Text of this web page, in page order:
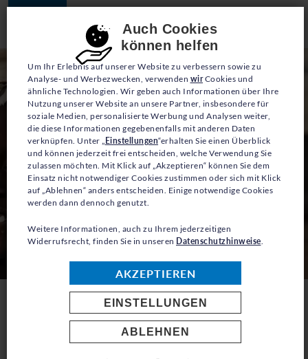
Consent-Einstellungen
Auch Cookies
können helfen
Um Ihr Erlebnis auf unserer Website zu verbessern sowie zu
Analyse- und Werbezwecken, verwenden wirCookies und
ähnliche Technologien. Wir geben auch Informationen über Ihre
Nutzung unserer Website an unsere Partner, insbesondere für
soziale Medien, personalisierte Werbung und Analysen weiter,
die diese Informationen gegebenenfalls mit anderen Daten
verknüpfen. Unter „ Einstellungen“erhalten Sie einen Überblick
und können jederzeit frei entscheiden, welche Verwendung Sie
zulassen möchten. Mit Klick auf „Akzeptieren“ können Sie dem
Einsatz nicht notwendiger Cookies zustimmen oder sich mit Klick
auf „Ablehnen“ anders entscheiden. Einige notwendige Cookies
werden dann dennoch genutzt.
Weitere Informationen, auch zu Ihrem jederzeitigen
Widerrufsrecht, finden Sie in unseren Datenschutzhinweise.
AKZEPTIEREN
EINSTELLUNGEN
ABLEHNEN
JETZT SPENDEN
Wir schützen Flüchtlinge
weltweit